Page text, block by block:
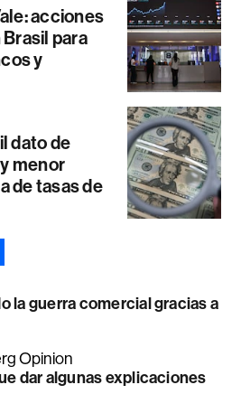
acciones
para
y
dato de
menor
de tasas de
la guerra comercial gracias a
Opinion
dar algunas explicaciones